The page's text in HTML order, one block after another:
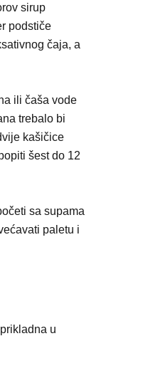
sirup
podstiče
čaja, a
ili čaša vode
trebalo bi
kašičice
šest do 12
sa supama
paletu i
u